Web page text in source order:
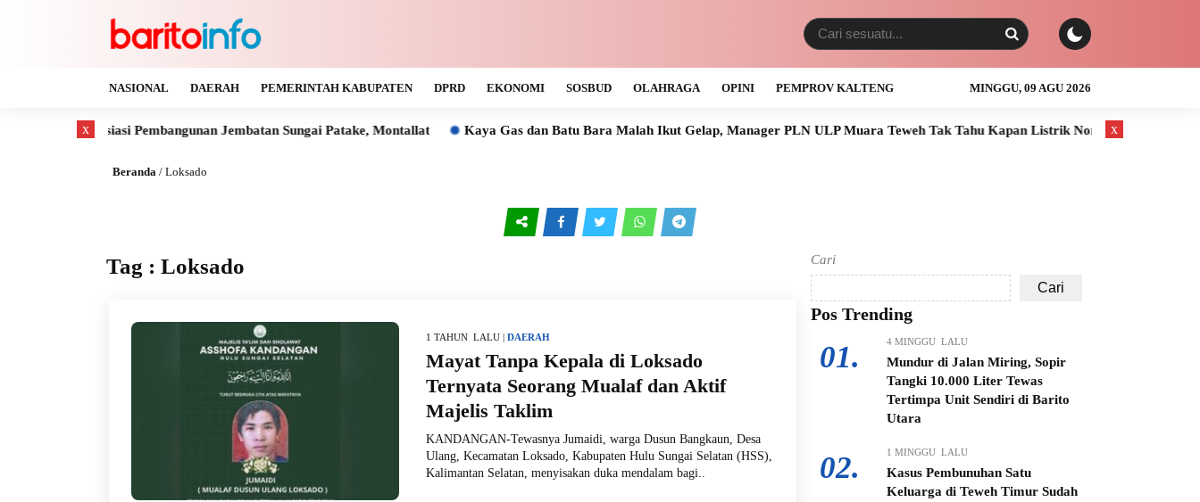
NASIONAL DAERAH PEMERINTAH KABUPATEN DPRD EKONOMI SOSBUD OLAHRAGA OPINI PEMPROV KALTENG MINGGU, 09 AGU 2026
Apresiasi Pembangunan Jembatan Sungai Patake, Montallat Kaya Gas dan Batu Bara Malah Ikut Gelap, Manager PLN ULP Muara Teweh Tak Tahu Kapan Listrik Normal
Beranda / Loksado
Tag : Loksado
1 TAHUN LALU | DAERAH
Mayat Tanpa Kepala di Loksado
Ternyata Seorang Mualaf dan Aktif
Majelis Taklim
KANDANGAN-Tewasnya Jumaidi, warga Dusun Bangkaun, Desa
Ulang, Kecamatan Loksado, Kabupaten Hulu Sungai Selatan (HSS),
Kalimantan Selatan, menyisakan duka mendalam bagi..
Cari
Cari
Pos Trending
01. 4 MINGGU LALU
Mundur di Jalan Miring, Sopir
Tangki 10.000 Liter Tewas
Tertimpa Unit Sendiri di Barito
Utara
02. 1 MINGGU LALU
Kasus Pembunuhan Satu
Keluarga di Teweh Timur Sudah
x x